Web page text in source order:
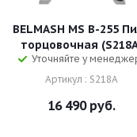
BELMASH MS B-255
торцовочная
Уточняйте у
Артикул : S218A
16 490руб.